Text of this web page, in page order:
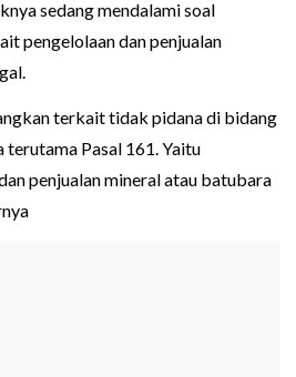
sedang mendalami soal
pengelolaan dan penjualan
terkait tidak pidana di bidang
Pasal 161. Yaitu
penjualan mineral atau batubara